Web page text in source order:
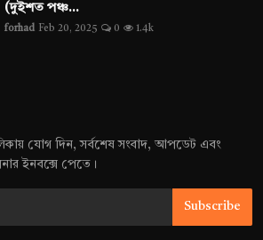
(দুইশত পঞ্চ...
forhad Feb 20, 2025 0 1.4k
যোগ দিন, সর্বশেষ সংবাদ, আপডেট এবং
ইনবক্সে পেতে।
Subscribe